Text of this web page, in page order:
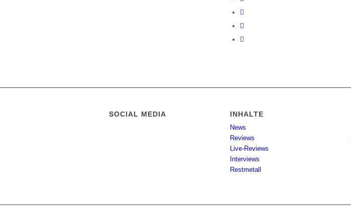
SOCIAL MEDIA INHALTE
News
Reviews
Live-Reviews
Interviews
Restmetall